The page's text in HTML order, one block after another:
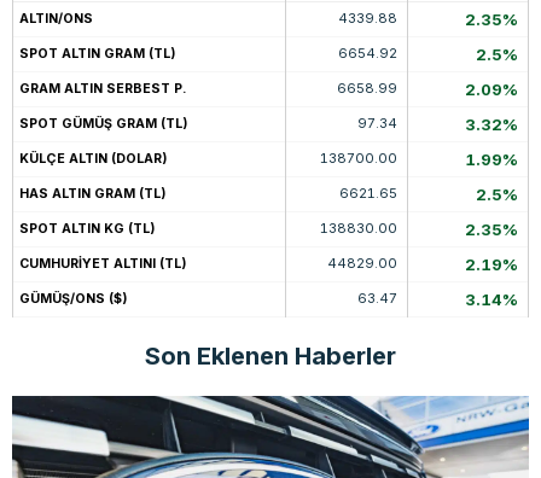
ALTIN/ONS 4339.88 2.35%
SPOT ALTIN GRAM (TL) 6654.92 2.5%
GRAM ALTIN SERBEST P. 6658.99 2.09%
SPOT GÜMÜŞ GRAM (TL) 97.34 3.32%
KÜLÇE ALTIN (DOLAR) 138700.00 1.99%
HAS ALTIN GRAM (TL) 6621.65 2.5%
SPOT ALTIN KG (TL) 138830.00 2.35%
CUMHURİYET ALTINI (TL) 44829.00 2.19%
GÜMÜŞ/ONS ($) 63.47 3.14%
Son Eklenen Haberler